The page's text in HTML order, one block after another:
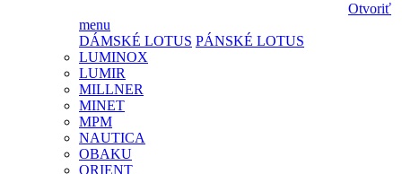
Otvoriť
menu
DÁMSKÉ LOTUS PÁNSKÉ LOTUS
LUMINOX
LUMIR
MILLNER
MINET
MPM
NAUTICA
OBAKU
ORIENT